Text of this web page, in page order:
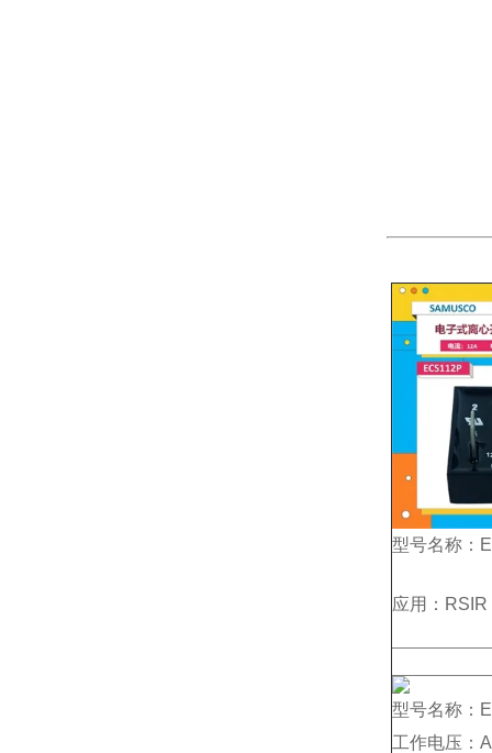
型号名称：
应用：
型号名称：
工作电压：